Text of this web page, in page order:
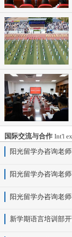
国际交流与合作 Int'l
阳光留学办咨询老
阳光留学办咨询老
阳光留学办咨询老
新学期语言培训部